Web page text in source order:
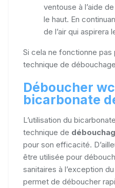
ventouse à l’aide
le haut. En
de l’air qui aspirera
Si cela ne fonctionne pas
technique de
Déboucher
bicarbonate
L’utilisation du
technique de
pour son efficacité.
être utilisée pour
sanitaires à l’exception
permet de déboucher